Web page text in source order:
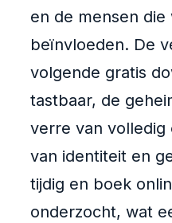
en de mensen
beïnvloeden. De
volgende gratis
tastbaar, de
verre van volledig
van identiteit en
tijdig en boek
onderzocht, wat